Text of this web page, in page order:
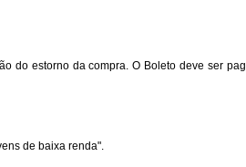
do estorno da compra. O Boleto deve ser
de baixa renda".